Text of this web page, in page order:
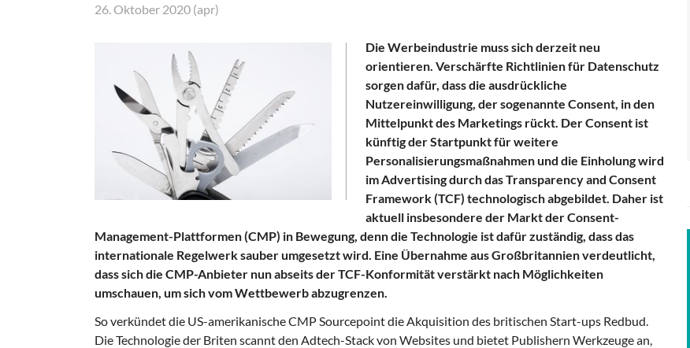
26. Oktober 2020 (apr)
Die Werbeindustrie muss sich derzeit neu
orientieren. Verschärfte Richtlinien für Datenschutz
sorgen dafür, dass die ausdrückliche
Nutzereinwilligung, der sogenannte Consent, in den
Mittelpunkt des Marketings rückt. Der Consent ist
künftig der Startpunkt für weitere
Personalisierungsmaßnahmen und die Einholung wird
im Advertising durch das Transparency and Consent
Framework (TCF) technologisch abgebildet. Daher ist
aktuell insbesondere der Markt der Consent-
Management-Plattformen (CMP) in Bewegung, denn die Technologie ist dafür zuständig, dass das
internationale Regelwerk sauber umgesetzt wird. Eine Übernahme aus Großbritannien verdeutlicht,
dass sich die CMP-Anbieter nun abseits der TCF-Konformität verstärkt nach Möglichkeiten
umschauen, um sich vom Wettbewerb abzugrenzen.
So verkündet die US-amerikanische CMP Sourcepoint die Akquisition des britischen Start-ups Redbud.
Die Technologie der Briten scannt den Adtech-Stack von Websites und bietet Publishern Werkzeuge an,